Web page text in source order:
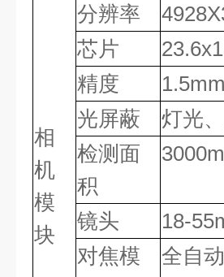
相
机
模
块
分辨率
芯片
精度
光屏蔽
灯光
检测面
积
镜头
18-
对焦模
全自